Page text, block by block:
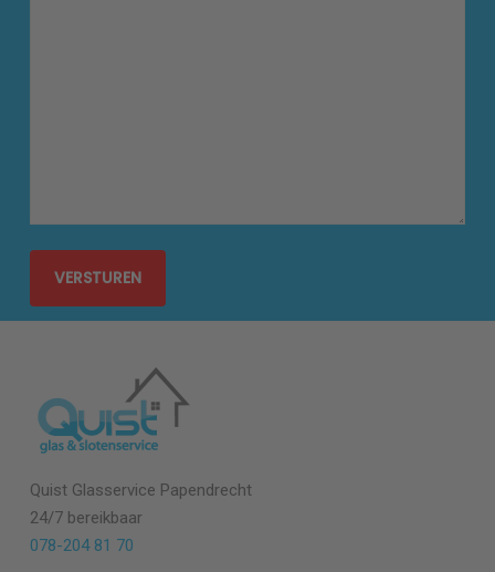
Quist Glasservice Papendrecht
24/7 bereikbaar
078-204 81 70